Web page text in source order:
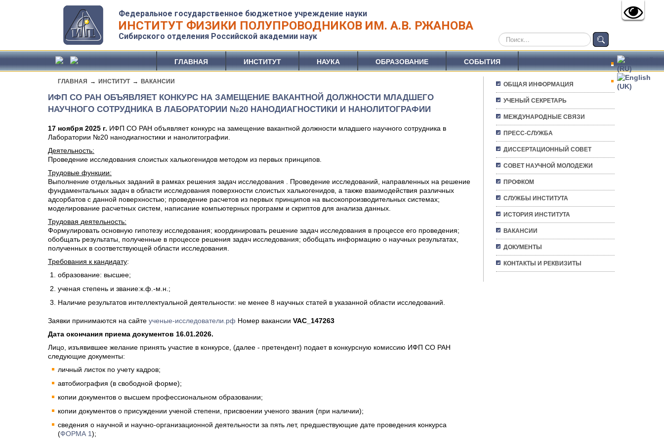
Искать...
Федеральное государственное бюджетное учреждение науки
ИНСТИТУТ ФИЗИКИ ПОЛУПРОВОДНИКОВ ИМ. А.В. РЖАНОВА
Сибирского отделения Российской академии наук
ГЛАВНАЯ ИНСТИТУТ НАУКА ОБРАЗОВАНИЕ СОБЫТИЯ
ГЛАВНАЯ → ИНСТИТУТ → ВАКАНСИИ
ИФП СО РАН ОБЪЯВЛЯЕТ КОНКУРС НА ЗАМЕЩЕНИЕ ВАКАНТНОЙ ДОЛЖНОСТИ МЛАДШЕГО
НАУЧНОГО СОТРУДНИКА В ЛАБОРАТОРИИ №20 НАНОДИАГНОСТИКИ И НАНОЛИТОГРАФИИ
17 ноября 2025 г. ИФП СО РАН объявляет конкурс на замещение вакантной должности младшего научного сотрудника в
Лаборатории №20 нанодиагностики и нанолитографии.
Деятельность:
Проведение исследования слоистых халькогенидов методом из первых принципов.
Трудовые функции:
Выполнение отдельных заданий в рамках решения задач исследования . Проведение исследований, направленных на решение
фундаментальных задач в области исследования поверхности слоистых халькогенидов, а также взаимодействия различных
адсорбатов с данной поверхностью; проведение расчетов из первых принципов на высокопроизводительных системах;
моделирование расчетных систем, написание компьютерных программ и скриптов для анализа данных.
Трудовая деятельность:
Формулировать основную гипотезу исследования; координировать решение задач исследования в процессе его проведения;
обобщать результаты, полученные в процессе решения задач исследования; обобщать информацию о научных результатах,
полученных в соответствующей области исследования.
Требования к кандидату:
образование: высшее;
ученая степень и звание:к.ф.-м.н.;
Наличие результатов интеллектуальной деятельности: не менее 8 научных статей в указанной области исследований.
Заявки принимаются на сайте ученые-исследователи.рф Номер вакансии VAC_147263
Дата окончания приема документов 16.01.2026.
Лицо, изъявившее желание принять участие в конкурсе, (далее - претендент) подает в конкурсную комиссию ИФП СО РАН
следующие документы:
личный листок по учету кадров;
автобиография (в свободной форме);
копии документов о высшем профессиональном образовании;
копии документов о присуждении ученой степени, присвоении ученого звания (при наличии);
сведения о научной и научно-организационной деятельности за пять лет, предшествующие дате проведения конкурса
(ФОРМА 1);
ОБЩАЯ ИНФОРМАЦИЯ
УЧЕНЫЙ СЕКРЕТАРЬ
МЕЖДУНАРОДНЫЕ СВЯЗИ
ПРЕСС-СЛУЖБА
ДИССЕРТАЦИОННЫЙ СОВЕТ
СОВЕТ НАУЧНОЙ МОЛОДЕЖИ
ПРОФКОМ
СЛУЖБЫ ИНСТИТУТА
ИСТОРИЯ ИНСТИТУТА
ВАКАНСИИ
ДОКУМЕНТЫ
КОНТАКТЫ И РЕКВИЗИТЫ